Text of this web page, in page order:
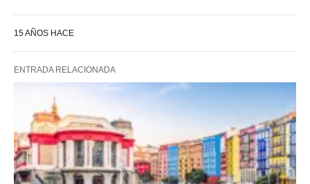
15 AÑOS HACE
ENTRADA RELACIONADA